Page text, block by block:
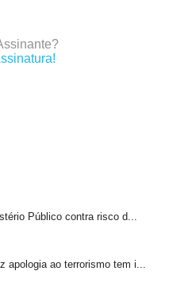
Público contra risco d...
apologia ao terrorismo tem i...